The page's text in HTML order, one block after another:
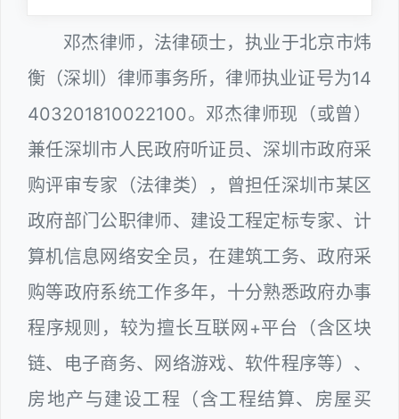
邓杰律师，法律硕士，执业于北京市炜
衡（深圳）律师事务所，律师执业证号为14
403201810022100。邓杰律师现（或曾）
兼任深圳市人民政府听证员、深圳市政府采
购评审专家（法律类），曾担任深圳市某区
政府部门公职律师、建设工程定标专家、计
算机信息网络安全员，在建筑工务、政府采
购等政府系统工作多年，十分熟悉政府办事
程序规则，较为擅长互联网+平台（含区块
链、电子商务、网络游戏、软件程序等）、
房地产与建设工程（含工程结算、房屋买